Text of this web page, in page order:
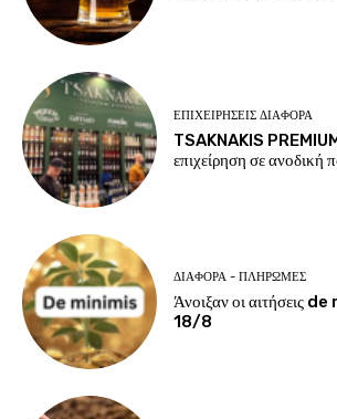
ΕΠΙΧΕΙΡΉΣΕΙΣ ΔΙΆΦΟΡΑ
TSAKNAKIS
επιχείρηση σε ανοδική
ΔΙΆΦΟΡΑ - ΠΛΗΡΩΜΈΣ
Άνοιξαν οι αιτήσεις
18/8